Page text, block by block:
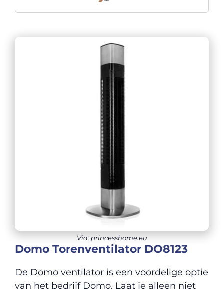
Via: princesshome.eu
Domo Torenventilator DO8123
De Domo ventilator is een voordelige optie
van het bedrijf Domo. Laat je alleen niet